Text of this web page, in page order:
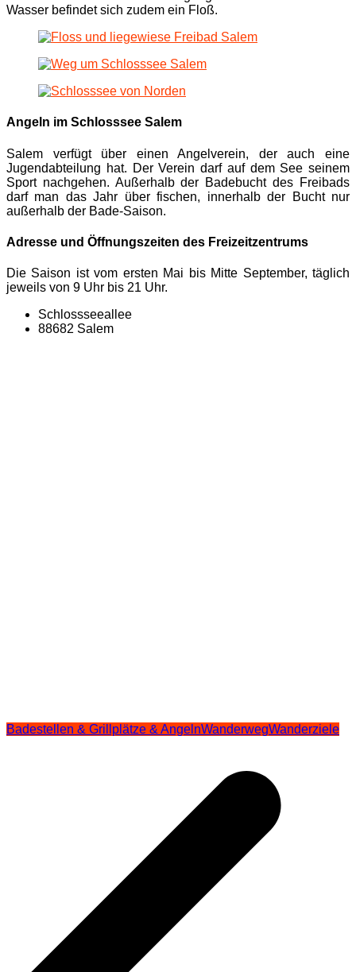
Wasser befindet sich zudem ein Floß.
Angeln im Schlosssee Salem
Salem verfügt über einen Angelverein, der auch eine
Jugendabteilung hat. Der Verein darf auf dem See seinem
Sport nachgehen. Außerhalb der Badebucht des Freibads
darf man das Jahr über fischen, innerhalb der Bucht nur
außerhalb der Bade-Saison.
Adresse und Öffnungszeiten des Freizeitzentrums
Die Saison ist vom ersten Mai bis Mitte September, täglich
jeweils von 9 Uhr bis 21 Uhr.
Schlossseeallee
88682 Salem
Badestellen & Grillplätze & AngelnWanderwegWanderziele